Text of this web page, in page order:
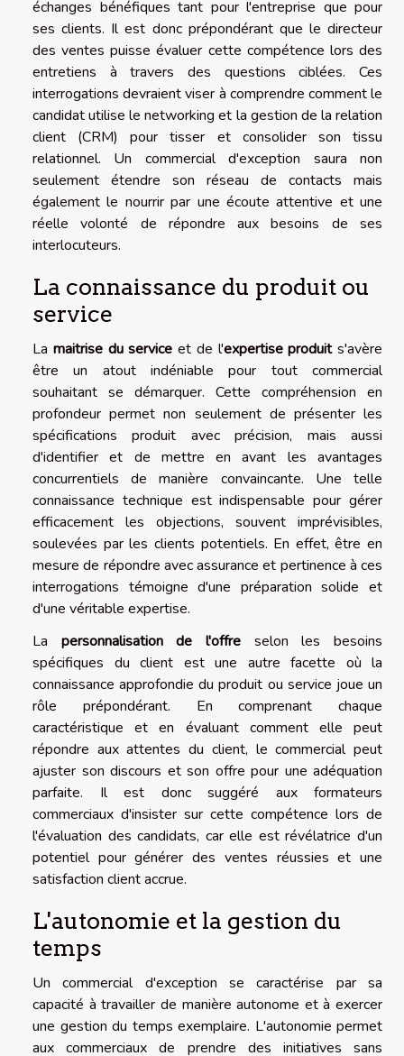
échanges bénéfiques tant pour l'entreprise que pour
ses clients. Il est donc prépondérant que le directeur
des ventes puisse évaluer cette compétence lors des
entretiens à travers des questions ciblées. Ces
interrogations devraient viser à comprendre comment le
candidat utilise le networking et la gestion de la relation
client (CRM) pour tisser et consolider son tissu
relationnel. Un commercial d'exception saura non
seulement étendre son réseau de contacts mais
également le nourrir par une écoute attentive et une
réelle volonté de répondre aux besoins de ses
interlocuteurs.
La connaissance du produit ou
service
La maitrise du service et de l'expertise produits'avère
être un atout indéniable pour tout commercial
souhaitant se démarquer. Cette compréhension en
profondeur permet non seulement de présenter les
spécifications produit avec précision, mais aussi
d'identifier et de mettre en avant les avantages
concurrentiels de manière convaincante. Une telle
connaissance technique est indispensable pour gérer
efficacement les objections, souvent imprévisibles,
soulevées par les clients potentiels. En effet, être en
mesure de répondre avec assurance et pertinence à ces
interrogations témoigne d'une préparation solide et
d'une véritable expertise.
La personnalisation de l'offre selon les besoins
spécifiques du client est une autre facette où la
connaissance approfondie du produit ou service joue un
rôle prépondérant. En comprenant chaque
caractéristique et en évaluant comment elle peut
répondre aux attentes du client, le commercial peut
ajuster son discours et son offre pour une adéquation
parfaite. Il est donc suggéré aux formateurs
commerciaux d'insister sur cette compétence lors de
l'évaluation des candidats, car elle est révélatrice d'un
potentiel pour générer des ventes réussies et une
satisfaction client accrue.
L'autonomie et la gestion du
temps
Un commercial d'exception se caractérise par sa
capacité à travailler de manière autonome et à exercer
une gestion du temps exemplaire. L'autonomie permet
aux commerciaux de prendre des initiatives sans